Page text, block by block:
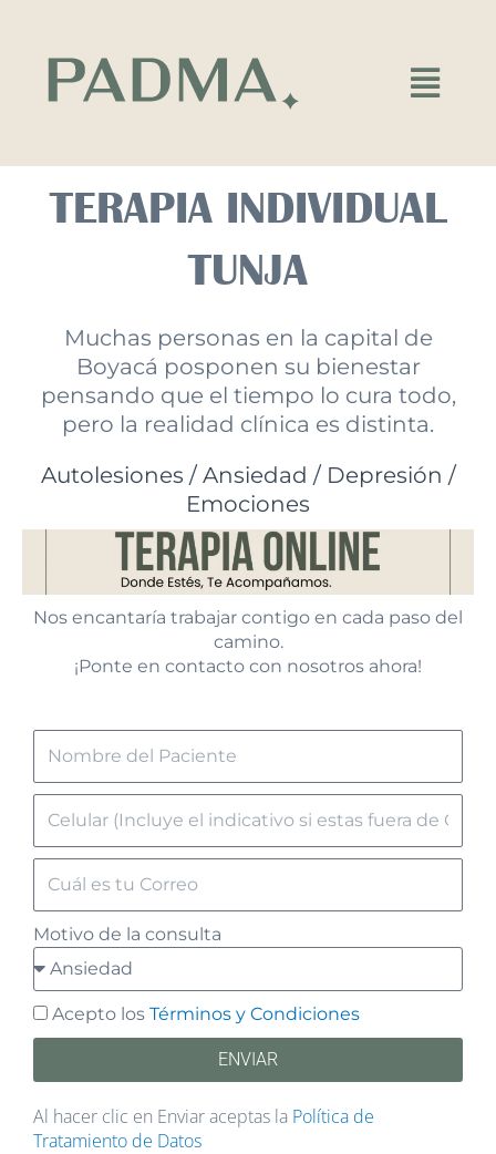
contenido
Main
Menu
TERAPIA INDIVIDUAL
TUNJA
Muchas personas en la capital de
Boyacá posponen su bienestar
pensando que el tiempo lo cura todo,
pero la realidad clínica es distinta.
Autolesiones / Ansiedad / Depresión /
Emociones
Nos encantaría trabajar contigo en cada paso del
camino.
¡Ponte en contacto con nosotros ahora!
Motivo de la consulta
Acepto los Términos y Condiciones
ENVIAR
Al hacer clic en Enviar aceptas la Política de
Tratamiento de Datos